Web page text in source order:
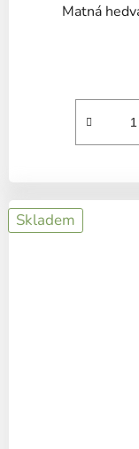
Matná
Skladem